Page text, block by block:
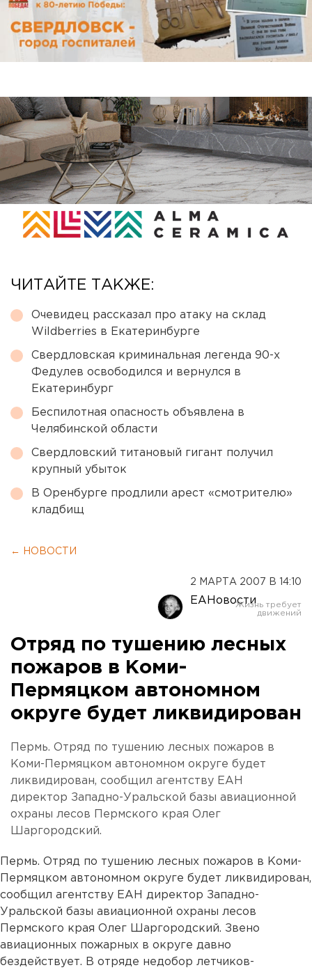
ЧИТАЙТЕ ТАКЖЕ:
Очевидец рассказал про атаку на склад
Wildberries в Екатеринбурге
Свердловская криминальная легенда 90-х
Федулев освободился и вернулся в
Екатеринбург
Беспилотная опасность объявлена в
Челябинской области
Свердловский титановый гигант получил
крупный убыток
В Оренбурге продлили арест «смотрителю»
кладбищ
← НОВОСТИ
2 МАРТА 2007 В 14:10
ЕАНовости
Отряд по тушению лесных
пожаров в Коми-
Пермяцком автономном
округе будет ликвидирован
Пермь. Отряд по тушению лесных пожаров в
Коми-Пермяцком автономном округе будет
ликвидирован, сообщил агентству ЕАН
директор Западно-Уральской базы авиационной
охраны лесов Пермского края Олег
Шаргородский.
Пермь. Отряд по тушению лесных пожаров в Коми-
Пермяцком автономном округе будет ликвидирован,
сообщил агентству ЕАН директор Западно-
Уральской базы авиационной охраны лесов
Пермского края Олег Шаргородский. Звено
авиационных пожарных в округе давно
бездействует. В отряде недобор летчиков-